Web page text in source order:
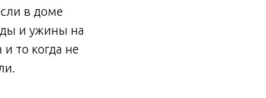
в доме
и ужины на
то когда не